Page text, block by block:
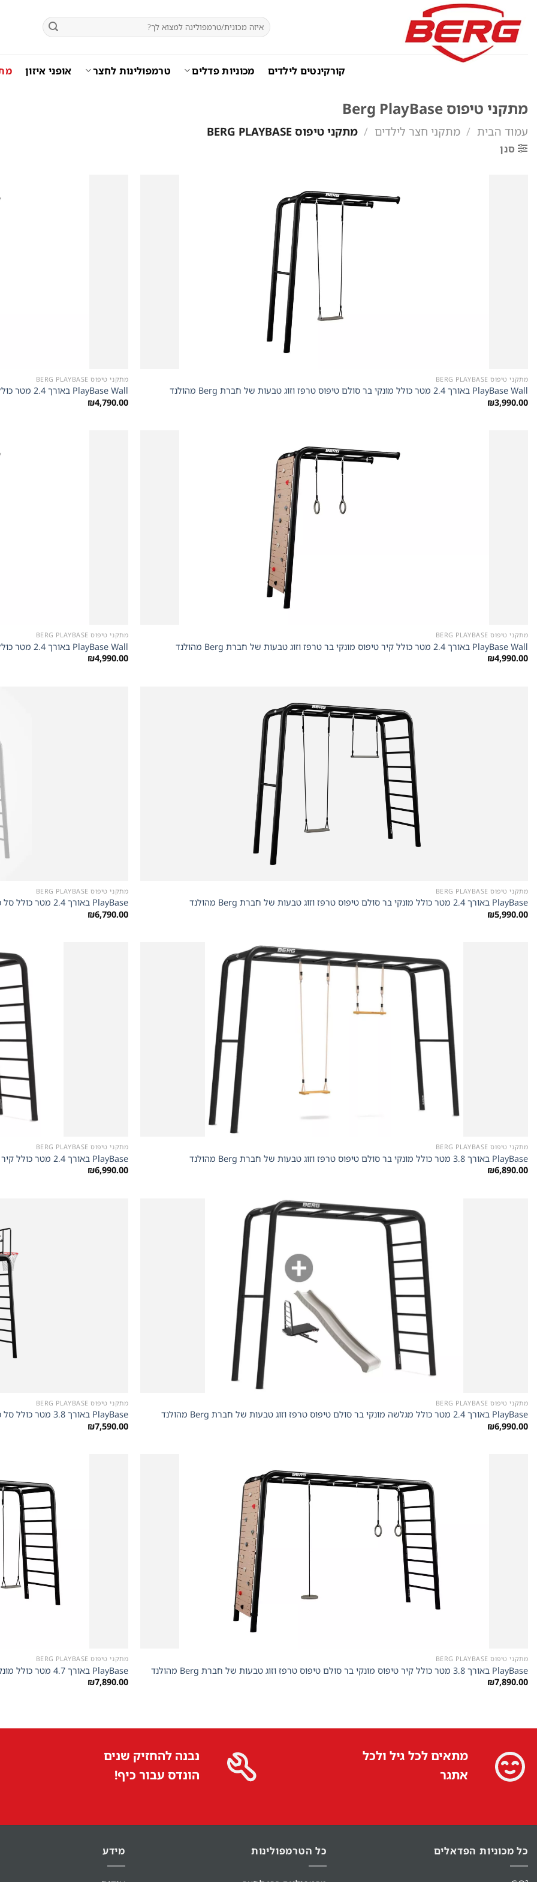
content
חיפוש
עבור:
קורקינטים לילדים מכוניות פדלים טרמפולינות לחצר אופני איזון
מתקני טיפוס Berg PlayBase
עמוד הבית / מתקני חצר לילדים / מתקני טיפוס BERG PLAYBASE
סנן
מתקני טיפוס BERG PLAYBASE
PlayBase Wall באורך 2.4 מטר כולל מונקי בר סולם טיפוס טרפז וזוג טבעות של חברת Berg מהולנד
₪3,990.00
מתקני טיפוס BERG PLAYBASE
PlayBase Wall באורך 2.4 מטר כולל סל כדור סל סולם טיפוס טרפז וזוג טבעות של חברת Berg מהולנד
₪4,790.00
מתקני טיפוס BERG PLAYBASE
PlayBase Wall באורך 2.4 מטר כולל קיר טיפוס מונקי בר טרפז וזוג טבעות של חברת Berg מהולנד
₪4,990.00
מתקני טיפוס BERG PLAYBASE
PlayBase Wall באורך 2.4 מטר כולל מגלשה מונקי בר טרפז וזוג טבעות של חברת Berg מהולנד
₪4,990.00
מתקני טיפוס BERG PLAYBASE
PlayBase באורך 2.4 מטר כולל מונקי בר סולם טיפוס טרפז וזוג טבעות של חברת Berg מהולנד
₪5,990.00
מתקני טיפוס BERG PLAYBASE
PlayBase באורך 2.4 מטר כולל סל כדורסל מונקי בר סולם טיפוס טרפז וזוג טבעות של חברת Berg מהולנד
₪6,790.00
מתקני טיפוס BERG PLAYBASE
PlayBase באורך 3.8 מטר כולל מונקי בר סולם טיפוס טרפז וזוג טבעות של חברת Berg מהולנד
₪6,890.00
מתקני טיפוס BERG PLAYBASE
PlayBase באורך 2.4 מטר כולל קיר טיפוס מונקי בר סולם טיפוס טרפז וזוג טבעות של חברת Berg מהולנד
₪6,990.00
מתקני טיפוס BERG PLAYBASE
PlayBase באורך 2.4 מטר כולל מגלשה מונקי בר סולם טיפוס טרפז וזוג טבעות של חברת Berg מהולנד
₪6,990.00
מתקני טיפוס BERG PLAYBASE
PlayBase באורך 3.8 מטר כולל סל כדורסל מונקי בר סולם טיפוס טרפז וזוג טבעות של חברת Berg מהולנד
₪7,590.00
מתקני טיפוס BERG PLAYBASE
PlayBase באורך 3.8 מטר כולל קיר טיפוס מונקי בר סולם טיפוס טרפז וזוג טבעות של חברת Berg מהולנד
₪7,890.00
מתקני טיפוס BERG PLAYBASE
PlayBase באורך 4.7 מטר כולל מונקי בר סולם טיפוס טרפז וזוג טבעות של חברת Berg מהולנד
₪7,890.00
מתאים לכל גיל ולכל
אתגר
נבנה להחזיק שנים
הונדס עבור כיף!
כל מכוניות הפדאלים כל הטרמפולינות מידע